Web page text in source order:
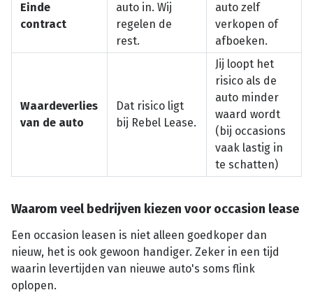
Einde
contract
auto in. Wij
regelen de
rest.
auto zelf
verkopen of
afboeken.
Waardeverlies
van de auto
Dat risico ligt
bij Rebel Lease.
Jij loopt het
risico als de
auto minder
waard wordt
(bij occasions
vaak lastig in
te schatten)
Waarom veel bedrijven kiezen voor occasion lease
Een occasion leasen is niet alleen goedkoper dan
nieuw, het is ook gewoon handiger. Zeker in een tijd
waarin levertijden van nieuwe auto's soms flink
oplopen.